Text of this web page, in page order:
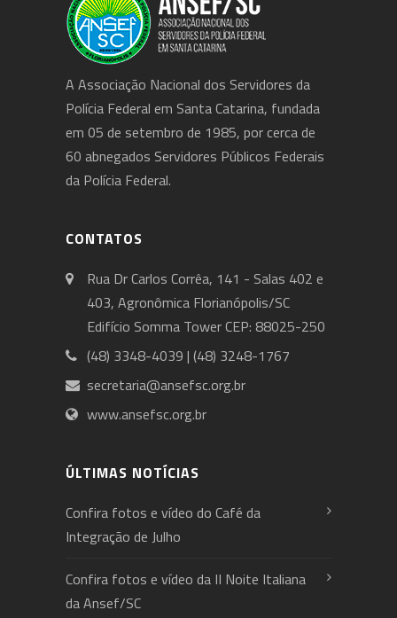
A Associação Nacional dos Servidores da
Polícia Federal em Santa Catarina, fundada
em 05 de setembro de 1985, por cerca de
60 abnegados Servidores Públicos Federais
da Polícia Federal.
CONTATOS
Rua Dr Carlos Corrêa, 141 - Salas 402 e
403, Agronômica Florianópolis/SC
Edifício Somma Tower CEP: 88025-250
(48) 3348-4039 | (48) 3248-1767
secretaria@ansefsc.org.br
www.ansefsc.org.br
ÚLTIMAS NOTÍCIAS
Confira fotos e vídeo do Café da
Integração de Julho
Confira fotos e vídeo da II Noite Italiana
da Ansef/SC